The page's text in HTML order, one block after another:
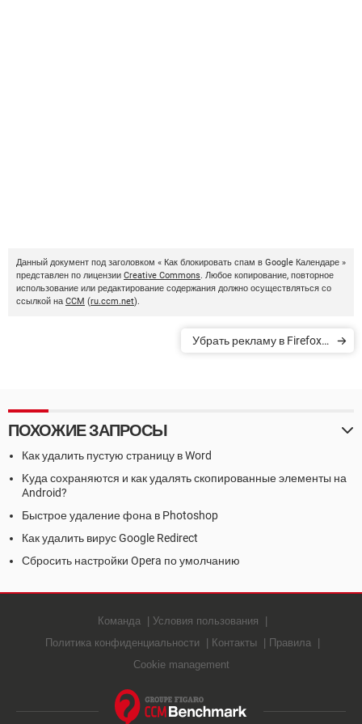
Данный документ под заголовком « Как блокировать спам в Google Календаре »
представлен по лицензии Creative Commons. Любое копирование, повторное
использование или редактирование содержания должно осуществляться со
ссылкой на CCM (ru.ccm.net).
Убрать рекламу в Firefox с
ПОХОЖИЕ ЗАПРОСЫ
Как удалить пустую страницу в Word
Kуда сохраняются и как удалять скопированные элементы на
Android?
Быстрое удаление фона в Photoshop
Как удалить вирус Google Redirect
Сбросить настройки Opera по умолчанию
Команда
Условия пользования
Политика конфиденциальности
Контакты
Правила
Cookie management